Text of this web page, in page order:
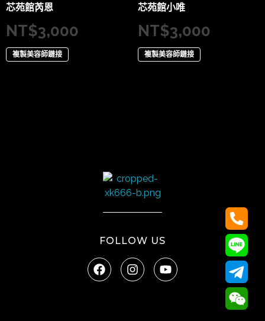
芯苑館芮恩
NT$3,000
複製美容師鏈接
芯苑館小唯
NT$3,000
複製美容師鏈接
FOLLOW US